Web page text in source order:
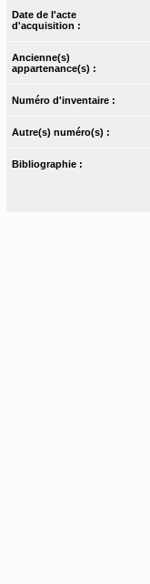
Date de l'acte
d'acquisition :
Ancienne(s)
appartenance(s) :
Numéro d'inventaire :
Autre(s) numéro(s) :
Bibliographie :